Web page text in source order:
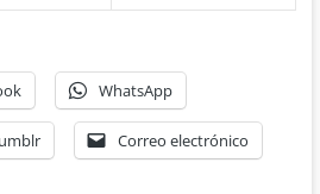
WhatsApp
Correo electrónico